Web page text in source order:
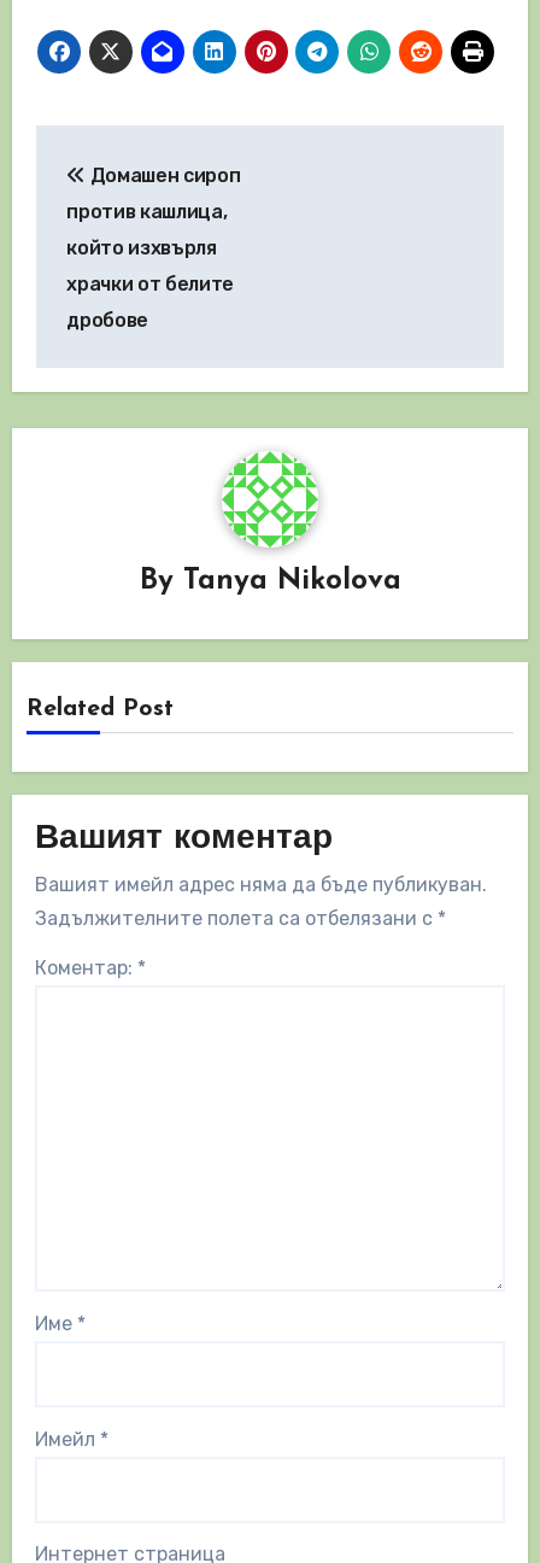
Домашен сироп
против кашлица,
който изхвърля
храчки от белите
дробове
By Tanya Nikolova
Related Post
Вашият коментар
Вашият имейл адрес няма да бъде публикуван.
Задължителните полета са отбелязани с *
Коментар: *
Име *
Имейл *
Интернет страница